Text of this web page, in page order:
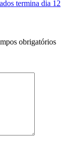
termina dia 12
obrigatórios